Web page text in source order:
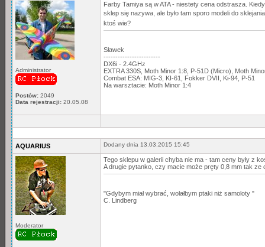
Administrator
Postów: 2049
Data rejestracji: 20.05.08
Farby Tamiya są w ATA - niestety cena odstrasza.
sklep się nazywa, ale było tam sporo modeli do
ktoś wie?
Sławek
------------------------
DX6i - 2.4GHz
EXTRA 330S, Moth Minor 1:8, P-51D (Micro), Moth
Combat ESA: MIG-3, KI-61, Fokker DVII, Ki-94, P-51
Na warsztacie: Moth Minor 1:4
AQUARIUS Dodany dnia 13.03.2015 15:45
Moderator
Tego sklepu w galerii chyba nie ma - tam ceny były z
A drugie pytanko, czy macie może pręty 0,8 mm tak
"Gdybym miał wybrać, wolałbym ptaki niż samoloty "
C. Lindberg